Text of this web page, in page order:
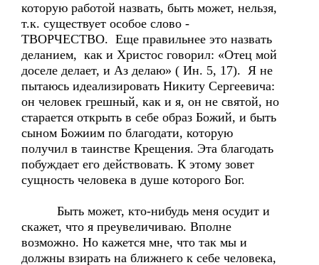
которую работой назвать, быть может, нельзя,
т.к. существует особое слово -
ТВОРЧЕСТВО. Еще правильнее это назвать
деланием, как и Христос говорил: «Отец мой
доселе делает, и Аз делаю» ( Ин. 5, 17). Я не
пытаюсь идеализировать Никиту Сергеевича:
он человек грешный, как и я, он не святой, но
старается открыть в себе образ Божий, и быть
сыном Божиим по благодати, которую
получил в таинстве Крещения. Эта благодать
побуждает его действовать. К этому зовет
сущность человека в душе которого Бог.
Быть может, кто-нибудь меня осудит и
скажет, что я преувеличиваю. Вполне
возможно. Но кажется мне, что так мы и
должны взирать на ближнего к себе человека,